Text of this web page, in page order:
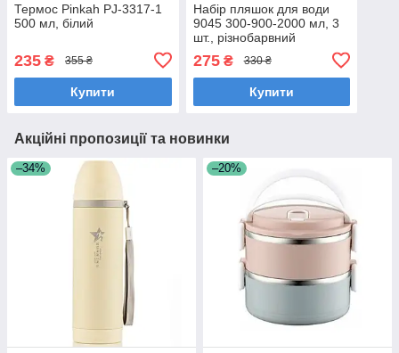
Термос Pinkah PJ-3317-1
500 мл, білий
235 ₴ 355 ₴
Купити
Набір пляшок для води
9045 300-900-2000 мл, 3
шт., різнобарвний
275₴ 330 ₴
Купити
Акційні пропозиції та новинки
–34% –20%